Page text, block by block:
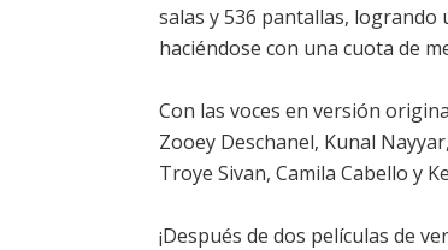
salas y 536 pantallas, logrando
haciéndose con una cuota de
Con las voces en versión
Zooey Deschanel, Kunal Nayyar,
Troye Sivan, Camila Cabello y
¡Después de dos películas de